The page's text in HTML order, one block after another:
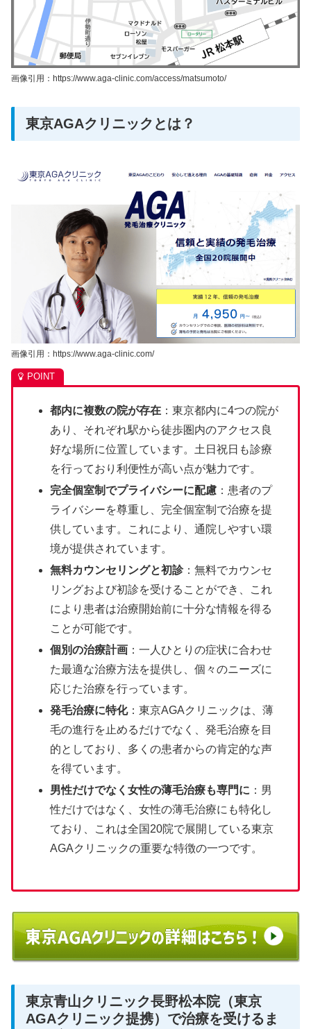
画像引用：https://www.aga-clinic.com/access/matsumoto/
東京AGAクリニックとは？
画像引用：https://www.aga-clinic.com/
都内に複数の院が存在 ：東京都内に4つの院が
あり、それぞれ駅から徒歩圏内のアクセス良
好な場所に位置しています。土日祝日も診療
を行っており利便性が高い点が魅力です​​。
完全個室制でプライバシーに配慮 ：患者のプ
ライバシーを尊重し、完全個室制で治療を提
供しています。これにより、通院しやすい環
境が提供されています​​。
無料カウンセリングと初診：無料でカウンセ
リングおよび初診を受けることができ、これ
により患者は治療開始前に十分な情報を得る
ことが可能です​​。
個別の治療計画 ：一人ひとりの症状に合わせ
た最適な治療方法を提供し、個々のニーズに
応じた治療を行っています​​​​。
発毛治療に特化：東京AGAクリニックは、薄
毛の進行を止めるだけでなく、発毛治療を目
的としており、多くの患者からの肯定的な声
を得ています​​。
男性だけでなく女性の薄毛治療も専門に ：男
性だけではなく、女性の薄毛治療にも特化し
ており、これは全国20院で展開している東京
AGAクリニックの重要な特徴の一つです​​。
東京青山クリニック長野松本院（東京
AGAクリニック提携）で治療を受けるま